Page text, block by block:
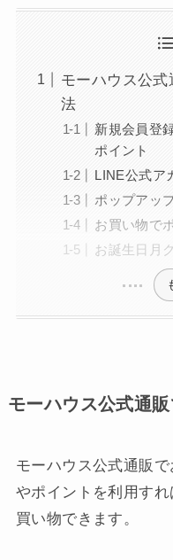
モーハウス公
法
新規会員登
ポイント
LINE公式ア
ポップアッ
お買い物で
お誕生日月
モーハウス公式通
モーハウス公式通販
やポイントを利用す
買い物できます。